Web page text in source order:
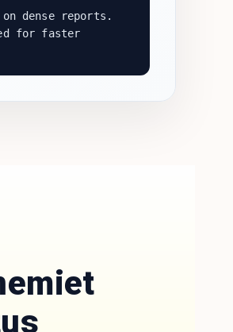
on dense reports.
for faster